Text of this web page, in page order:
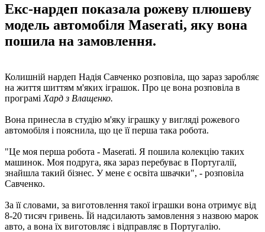
Екс-нардеп показала рожеву плюшеву
модель автомобіля Maserati, яку вона
пошила на замовлення.
Колишній нардеп Надія Савченко розповіла, що зараз заробляє
на життя шиттям м'яких іграшок. Про це вона розповіла в
програмі Хард з Влащенко.
Вона принесла в студію м'яку іграшку у вигляді рожевого
автомобіля і пояснила, що це її перша така робота.
"Це моя перша робота - Maserati. Я пошила колекцію таких
машинок. Моя подруга, яка зараз перебуває в Португалії,
знайшла такий бізнес. У мене є освіта швачки", - розповіла
Савченко.
За її словами, за виготовлення такої іграшки вона отримує від
8-20 тисяч гривень. Їй надсилають замовлення з назвою марок
авто, а вона їх виготовляє і відправляє в Португалію.